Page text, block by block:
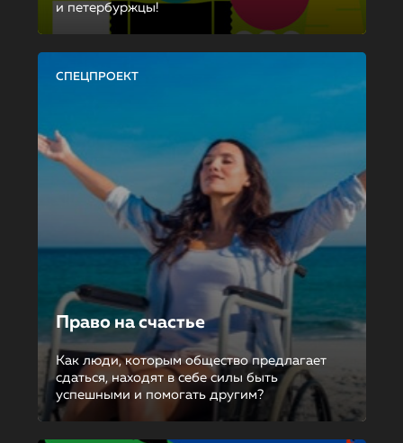
и петербуржцы!
СПЕЦПРОЕКТ
Право на счастье
Как люди, которым общество предлагает
сдаться, находят в себе силы быть
успешными и помогать другим?